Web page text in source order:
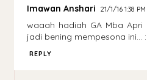
Imawan Anshari 21/1/16 1:38 PM
waaah hadiah GA Mba
jadi bening mempesona ini...
REPLY